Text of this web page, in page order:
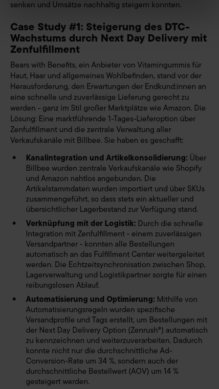
Erfahren Sie mehr darüber, wie Ihre persönlichen Daten
verarbeitet werden, und legen Sie Ihre Präferenzen im
Abschnitt Einzelheiten fest.
Webseiten-Erlebnis zu bieten. Dazu zählen Cookies, die
für den Betrieb der Seite notwendig sind, sowie solche, die
zu Statistikzwecken, für Marketingzwecke oder zur
Anzeige externer Inhalte genutzt werden. Sie können
selbst festlegen, welche Cookies Sie zulassen möchten.
Mit Ihrem Klick auf "Alle Cookies zulassen" erteilen Sie
uns auch Ihre Einwilligung zur Weitergabe Ihrer
Nutzungsdaten an externe Dienstleister, die Ihren Sitz in
Ländern außerhalb der EU haben (z.B. USA) und Ihre
Daten zu eigenen Zwecken verwenden. Die Übertragung
personenbezogener Daten in nicht sichere Drittländer
beinhaltet das Risiko der Offenlegung an unberechtigte
Dritte, wie z.B. ausländische Behörden. Ihre hier
abgegebene Einwilligung können Sie jederzeit mit Wirkung
für die Zukunft widerrufen. Hierzu klicken Sie auf „Cookie-
Einstellungen anpassen“ im Footer unserer Seite. Details
siehe unsereDatenschutzinformationen . Unser
Impressum
senken und Umsätze nachhaltig steigern konnten.
Case Study #1: Steigerung des DTC-
Wachstums durch Next Day Delivery mit
Zenfulfillment
Bears with Benefits, ein Anbieter von Vitamingummis für
Haut, Haar und allgemeines Wohlbefinden, stand vor der
Herausforderung, den Erwartungen der Endkund:innen an
eine schnelle und zuverlässige Lieferung gerecht zu
werden - ganz im Stil großer Marktplätze wie Amazon. Die
Lösung: Eine marktführende 1-Tages-Lieferoption über
Zenfulfillment und die zentrale Verwaltung aller
Verkaufskanäle mit Billbee. Sie haben es geschafft:
Kanalintegration und Artikelkonsolidierung: Über
Billbee wurden zentrale Verkaufskanäle wie Shopify
und Amazon nahtlos angebunden. Die
Artikelstammdaten wurden importiert und über SKUs
zusammengeführt, so dass stets ein aktueller und
übersichtlicher Lagerbestand zur Verfügung stand.
Verknüpfung mit der Logistik: Durch die schnelle
Integration mit Zenfulfillment - einem zuverlässigen
Versandpartner - konnten alle Bestellungen
automatisch an das Fulfillment Center weitergeleitet
werden. Die Echtzeitsynchronisation zwischen Shop,
Lagerverwaltung und Logistikpartner sorgte für einen
reibungslosen Ablauf.
Automatisierung und Optimierung: Mithilfe von
Automatisierungsregeln wurden spezifische
Versandprofile und Tags erstellt, um Bestellungen mit
der Next Day Delivery Option (Zenrush®) automatisch
zu kennzeichnen und weiterzuverarbeiten. Dadurch
konnte nicht nur die durchschnittliche Ad-
Conversion-Rate um 34 %, sondern auch der
durchschnittliche Bestellwert (AOV) um 14 %
gesteigert werden.